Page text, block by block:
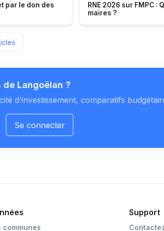
par le don des
RNE 2026 sur FMPC :
maires ?
Langoëlan ?
d'investissement, comparatifs
Se connecter
communes
Support